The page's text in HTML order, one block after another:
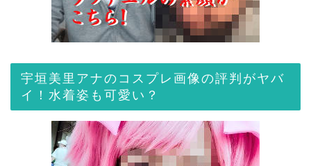
宇垣美里アナのコスプレ画像の評判がヤバ
イ！水着姿も可愛い？